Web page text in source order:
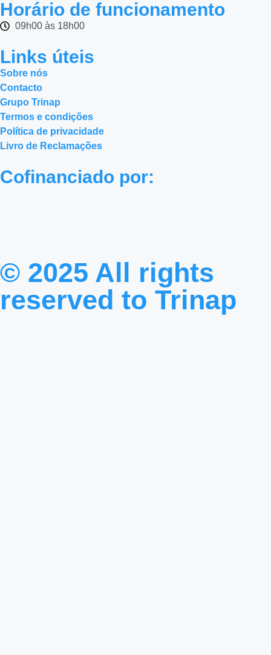
Horário de funcionamento
09h00 às 18h00
Links úteis
Sobre nós
Contacto
Grupo Trinap
Termos e condições
Política de privacidade
Livro de Reclamações
Cofinanciado por:
© 2025 All rights
reserved to Trinap